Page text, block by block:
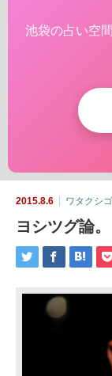
池袋の占い空
2015.8.6 ワタクシ
ヨシツグ論。